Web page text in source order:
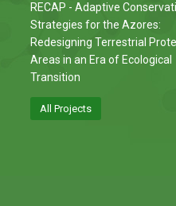
RECAP - Adaptive
Strategies for the Azores:
Redesigning Terrestrial
Areas in an Era of Ecological
Transition
All Projects